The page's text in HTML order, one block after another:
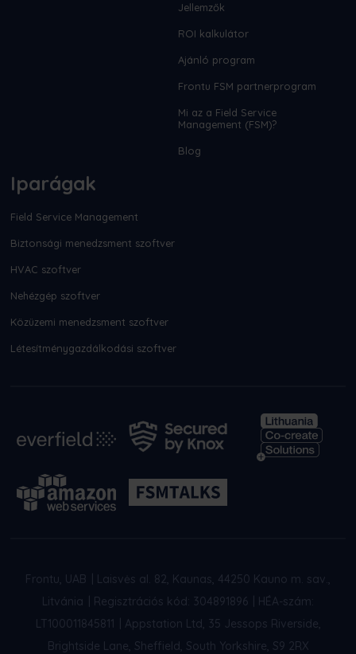
Jellemzők
ROI kalkulátor
Ajánló program
Frontu FSM partnerprogram
Mi az a Field Service
Management (FSM)?
Blog
Iparágak
Field Service Management
Biztonsági menedzsment szoftver
HVAC szoftver
Nehézgép szoftver
Közüzemi menedzsment szoftver
Létesítménygazdálkodási szoftver
Frontu, UAB
Laisvės al. 82, Kaunas, 44250 Kauno m. sav.,
Litvánia
Regisztrációs kód: 304891896
HÉA-szám:
LT100011845811
Appstation Ltd, 35 Jessops Riverside,
Brightside Lane, Sheffield, South Yorkshire, S9 2RX